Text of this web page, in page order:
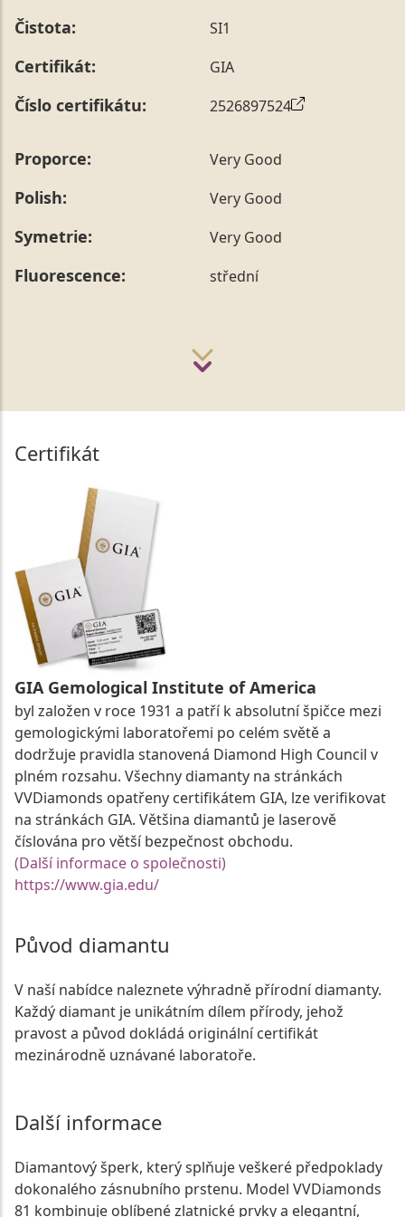
Čistota: SI1
Certifikát: GIA
Číslo certifikátu: 2526897524
Proporce: Very Good
Polish: Very Good
Symetrie: Very Good
Fluorescence: střední
Certifikát
GIA Gemological Institute of America
byl založen v roce 1931 a patří k absolutní špičce mezi
gemologickými laboratořemi po celém světě a
dodržuje pravidla stanovená Diamond High Council v
plném rozsahu. Všechny diamanty na stránkách
VVDiamonds opatřeny certifikátem GIA, lze verifikovat
na stránkách GIA. Většina diamantů je laserově
číslována pro větší bezpečnost obchodu.
(Další informace o společnosti)
https://www.gia.edu/
Původ diamantu
V naší nabídce naleznete výhradně přírodní diamanty.
Každý diamant je unikátním dílem přírody, jehož
pravost a původ dokládá originální certifikát
mezinárodně uznávané laboratoře.
Další informace
Diamantový šperk, který splňuje veškeré předpoklady
dokonalého zásnubního prstenu. Model VVDiamonds
81 kombinuje oblíbené zlatnické prvky a elegantní,